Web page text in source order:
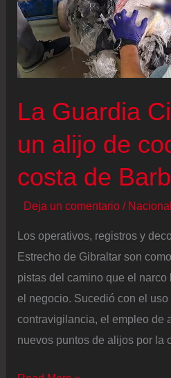
al
consejero
andaluz
de
por
“omitir”
en
su
de
bienes
La Guardia
un alijo de
costa de
Deja un comentario / Nacional
Los operativos, registros y
Estrecho de Gibraltar son
pistas del camino que el
el negocio. Sucedió con el uso
contravigilancia, el empleo de
nuevos puntos de alijos por la